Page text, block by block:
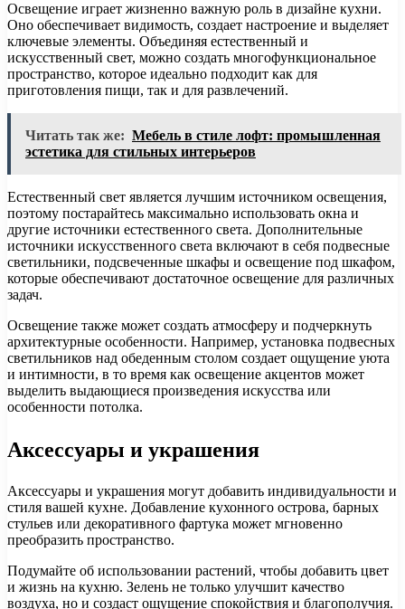
Освещение играет жизненно важную роль в дизайне кухни.
Оно обеспечивает видимость, создает настроение и выделяет
ключевые элементы. Объединяя естественный и
искусственный свет, можно создать многофункциональное
пространство, которое идеально подходит как для
приготовления пищи, так и для развлечений.
Читать так же: Мебель в стиле лофт: промышленная
эстетика для стильных интерьеров
Естественный свет является лучшим источником освещения,
поэтому постарайтесь максимально использовать окна и
другие источники естественного света. Дополнительные
источники искусственного света включают в себя подвесные
светильники, подсвеченные шкафы и освещение под шкафом,
которые обеспечивают достаточное освещение для различных
задач.
Освещение также может создать атмосферу и подчеркнуть
архитектурные особенности. Например, установка подвесных
светильников над обеденным столом создает ощущение уюта
и интимности, в то время как освещение акцентов может
выделить выдающиеся произведения искусства или
особенности потолка.
Аксессуары и украшения
Аксессуары и украшения могут добавить индивидуальности и
стиля вашей кухне. Добавление кухонного острова, барных
стульев или декоративного фартука может мгновенно
преобразить пространство.
Подумайте об использовании растений, чтобы добавить цвет
и жизнь на кухню. Зелень не только улучшит качество
воздуха, но и создаст ощущение спокойствия и благополучия.